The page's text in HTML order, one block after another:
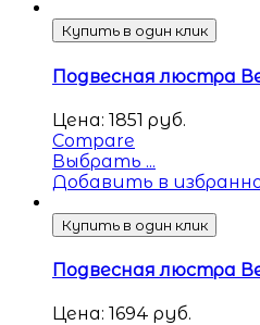
Купить в один клик
Подвесная люстра
Цена: 1851 руб.
Compare
Выбрать ...
Добавить в
Купить в один клик
Подвесная люстра
Цена: 1694 руб.